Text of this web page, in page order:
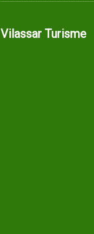
Vilassar Turisme